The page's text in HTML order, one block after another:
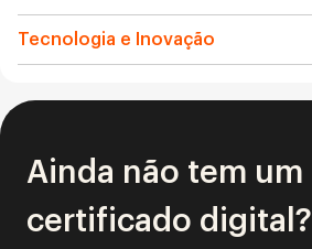
Tecnologia e Inovação
Ainda não tem um
certificado digital?